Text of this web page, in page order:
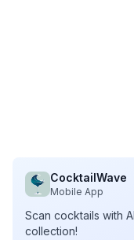
CocktailWave
Mobile App
Scan cocktails with
collection!